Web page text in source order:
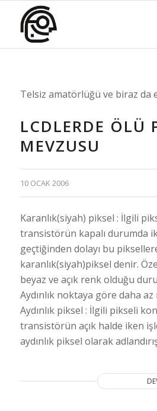
Telsiz amatörlüğü ve biraz
LCDLERDE ÖLÜ
MEVZUSU
10 OCAK 2006
Karanlık(siyah) piksel : İlgili
transistörün kapalı durumda
geçtiğinden dolayı bu
karanlık(siyah)piksel denir.
beyaz ve açık renk olduğu
Aydınlık noktaya göre daha az
Aydınlık piksel : İlgili pikseli
transistörün açık halde iken
aydınlık piksel olarak